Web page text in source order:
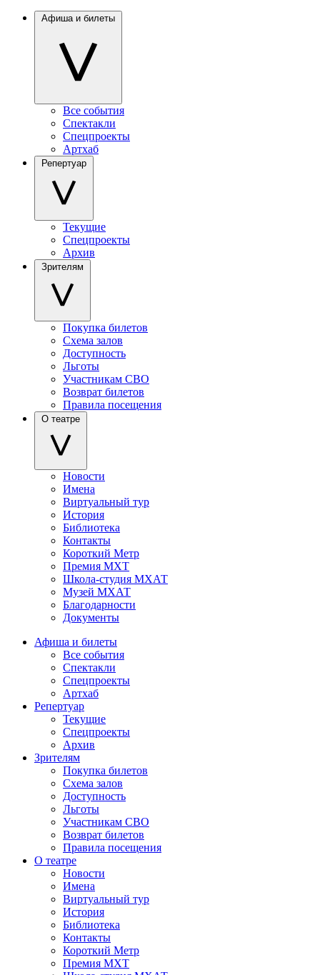
Афиша и билеты
Все события
Спектакли
Спецпроекты
Артхаб
Репертуар
Текущие
Спецпроекты
Архив
Зрителям
Покупка билетов
Схема залов
Доступность
Льготы
Участникам СВО
Возврат билетов
Правила посещения
О театре
Новости
Имена
Виртуальный тур
История
Библиотека
Контакты
Короткий Метр
Премия МХТ
Школа-студия МХАТ
Музей МХАТ
Благодарности
Документы
Афиша и билеты
Все события
Спектакли
Спецпроекты
Артхаб
Репертуар
Текущие
Спецпроекты
Архив
Зрителям
Покупка билетов
Схема залов
Доступность
Льготы
Участникам СВО
Возврат билетов
Правила посещения
О театре
Новости
Имена
Виртуальный тур
История
Библиотека
Контакты
Короткий Метр
Премия МХТ